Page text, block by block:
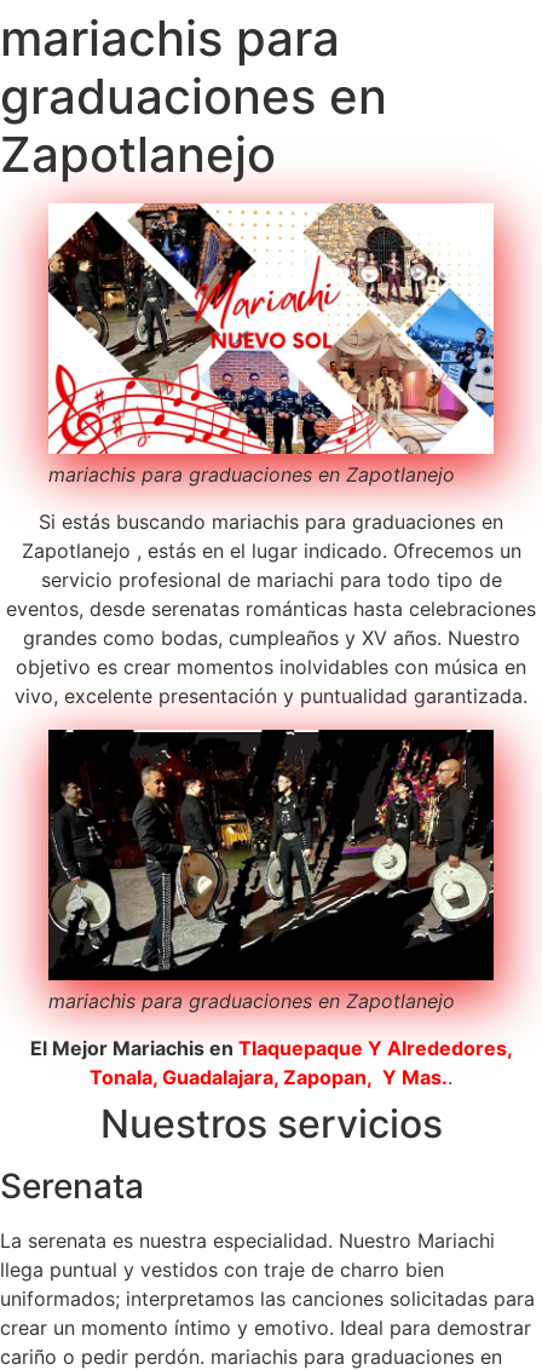
mariachis para
graduaciones en
Zapotlanejo
mariachis para graduaciones en Zapotlanejo
Si estás buscando mariachis para graduaciones en
Zapotlanejo , estás en el lugar indicado. Ofrecemos un
servicio profesional de mariachi para todo tipo de
eventos, desde serenatas románticas hasta celebraciones
grandes como bodas, cumpleaños y XV años. Nuestro
objetivo es crear momentos inolvidables con música en
vivo, excelente presentación y puntualidad garantizada.
mariachis para graduaciones en Zapotlanejo
El Mejor Mariachis en Tlaquepaque Y Alrededores,
Tonala, Guadalajara, Zapopan, Y Mas..
Nuestros servicios
Serenata
La serenata es nuestra especialidad. Nuestro Mariachi
llega puntual y vestidos con traje de charro bien
uniformados; interpretamos las canciones solicitadas para
crear un momento íntimo y emotivo. Ideal para demostrar
cariño o pedir perdón. mariachis para graduaciones en